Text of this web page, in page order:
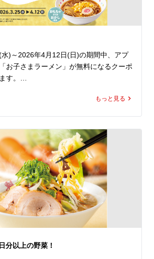
定食は、ご飯の増量が無料！※焼きめし
好きなトッピング100円割引券」もプレ
得が盛りだくさん！
ーでも思う存分定食を楽しみ尽くし、魁
ージしてください！
餃子定食は路面店でのみ販売しておりま
)～2026年4月12日(日)の期間中、アプ
お子さまラーメン」が無料になるクーポ
す。
子さまも、1年間お疲れさまでした。
リ会員様限定で「お子さまラーメン」が
ンを配布いたします。（※ご使用はラー
)を1杯以上ご注文いただいた方に限る）
ラーメンは、おもちゃまたはおかし付
ン、公式アプリをダウンロードすると、
得でき、期間中は毎日ご利用いただけま
）。
家族そろって魁力屋でゆったりとしたひ
もっと見る
分以上の野菜！